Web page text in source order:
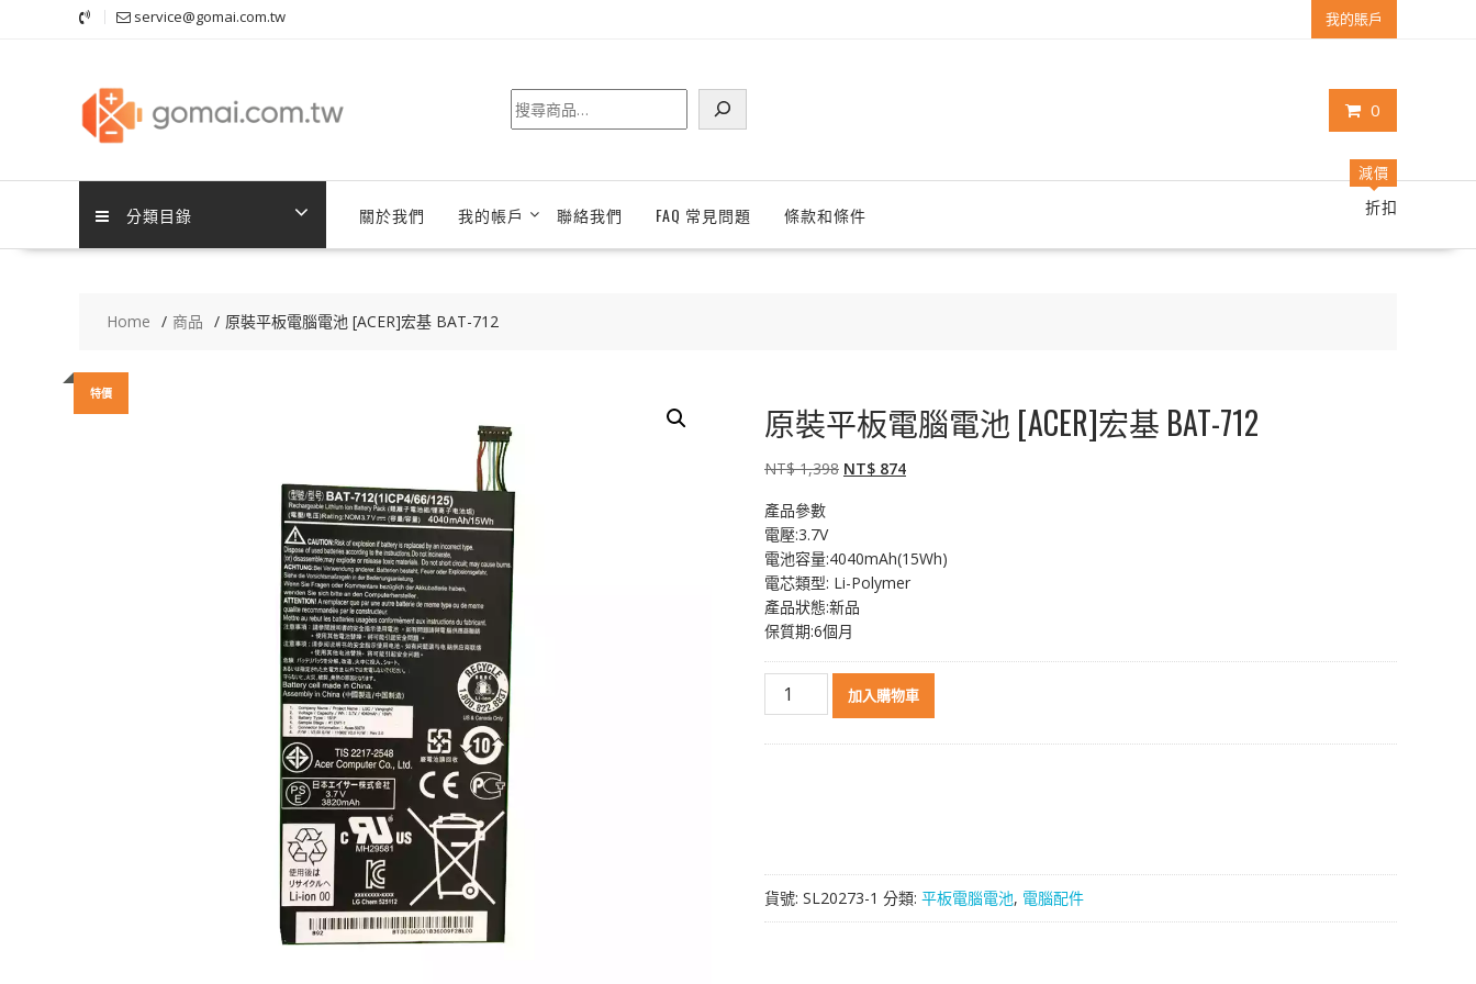
service@gomai.com.tw 我的賬戶
0
搜
尋
分類目錄 關於我們 我的帳戶 聯絡我們 FAQ 常見問題 條款和條件
減價
折扣
Home 商品 原裝平板電腦電池 [ACER]宏基 BAT-712
特價
原裝平板電腦電池 [ACER]宏基 BAT-712
NT$1,398 原
NT$ 1,398。
NT$ 874目
NT$ 874。
產品參數
電壓:3.7V
電池容量:4040mAh(15Wh)
電芯類型: Li-Polymer
產品狀態:新品
保質期:6個月
[ACER]
宏
基
加入購物車
貨號: SL20273-1 分類: 平板電腦電池, 電腦配件